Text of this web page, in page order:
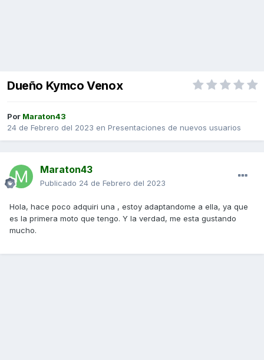
Dueño Kymco Venox
Por Maraton43
24 de Febrero del 2023 en Presentaciones de nuevos usuarios
Maraton43
Publicado 24 de Febrero del 2023
Hola, hace poco adquiri una , estoy adaptandome a ella, ya que
es la primera moto que tengo. Y la verdad, me esta gustando
mucho.